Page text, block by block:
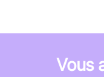
Vous